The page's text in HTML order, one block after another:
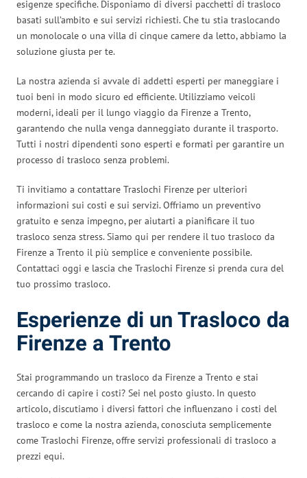
esigenze specifiche. Disponiamo di diversi pacchetti di trasloco
basati sull’ambito e sui servizi richiesti. Che tu stia traslocando
un monolocale o una villa di cinque camere da letto, abbiamo la
soluzione giusta per te.
La nostra azienda si avvale di addetti esperti per maneggiare i
tuoi beni in modo sicuro ed efficiente. Utilizziamo veicoli
moderni, ideali per il lungo viaggio da Firenze a Trento,
garantendo che nulla venga danneggiato durante il trasporto.
Tutti i nostri dipendenti sono esperti e formati per garantire un
processo di trasloco senza problemi.
Ti invitiamo a contattare Traslochi Firenze per ulteriori
informazioni sui costi e sui servizi. Offriamo un preventivo
gratuito e senza impegno, per aiutarti a pianificare il tuo
trasloco senza stress. Siamo qui per rendere il tuo trasloco da
Firenze a Trento il più semplice e conveniente possibile.
Contattaci oggi e lascia che Traslochi Firenze si prenda cura del
tuo prossimo trasloco.
Esperienze di un Trasloco da
Firenze a Trento
Stai programmando un trasloco da Firenze a Trento e stai
cercando di capire i costi? Sei nel posto giusto. In questo
articolo, discutiamo i diversi fattori che influenzano i costi del
trasloco e come la nostra azienda, conosciuta semplicemente
come Traslochi Firenze, offre servizi professionali di trasloco a
prezzi equi.